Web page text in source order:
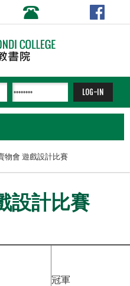
物會 遊戲設計比賽
設計比賽
冠軍